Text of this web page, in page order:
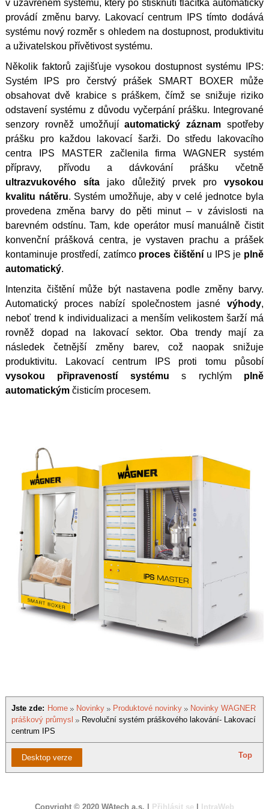
v uzavřeném systému, který po stisknutí tlačítka automaticky
provádí změnu barvy. Lakovací centrum IPS tímto dodává
systému nový rozměr s ohledem na dostupnost, produktivitu
a uživatelskou přívětivost systému.
Několik faktorů zajišťuje vysokou dostupnost systému IPS:
Systém IPS pro čerstvý prášek SMART BOXER může
obsahovat dvě krabice s práškem, čímž se snižuje riziko
odstavení systému z důvodu vyčerpání prášku. Integrované
senzory rovněž umožňujíautomatický záznam spotřeby
prášku pro každou lakovací šarži. Do středu lakovacího
centra IPS MASTER začlenila firma WAGNER systém
přípravy, přívodu a dávkování prášku včetně
ultrazvukového síta jako důležitý prvek pro vysokou
kvalitu nátěru. Systém umožňuje, aby v celé jednotce byla
provedena změna barvy do pěti minut – v závislosti na
barevném odstínu. Tam, kde operátor musí manuálně čistit
konvenční prášková centra, je vystaven prachu a prášek
kontaminuje prostředí, zatímco proces čištění u IPS je plně
automatický.
Intenzita čištění může být nastavena podle změny barvy.
Automatický proces nabízí společnostem jasné výhody,
neboť trend k individualizaci a menším velikostem šarží má
rovněž dopad na lakovací sektor. Oba trendy mají za
následek četnější změny barev, což naopak snižuje
produktivitu. Lakovací centrum IPS proti tomu působí
vysokou připraveností systému s rychlým plně
automatickým čisticím procesem.
Jste zde: Home Novinky Produktové novinky
Novinky WAGNER
práškový průmysl
Revoluční systém práškového lakování- Lakovací
centrum IPS
Desktop verze Top
Copyright © 2020 WAtech a.s. | Přihlásit se IntraWeb